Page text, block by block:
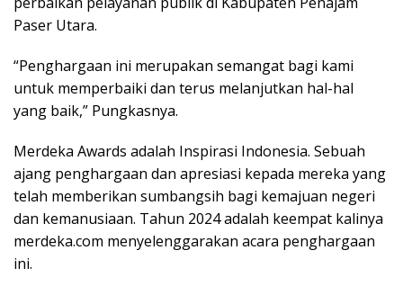
Paser Utara.
“Penghargaan ini merupakan semangat bagi kami
untuk memperbaiki dan terus melanjutkan hal-hal
yang baik,” Pungkasnya.
Merdeka Awards adalah Inspirasi Indonesia. Sebuah
ajang penghargaan dan apresiasi kepada mereka yang
telah memberikan sumbangsih bagi kemajuan negeri
dan kemanusiaan. Tahun 2024 adalah keempat kalinya
merdeka.com menyelenggarakan acara penghargaan
ini.